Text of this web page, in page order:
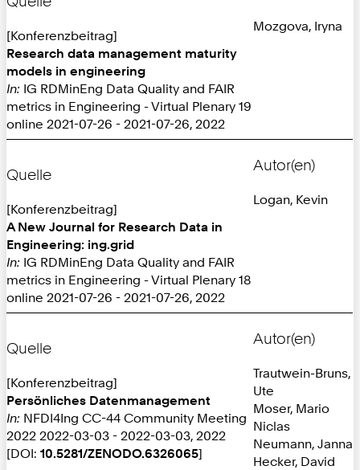
[Konferenzbeitrag]
Research data management maturity
models in engineering
In: IG RDMinEng Data Quality and FAIR
metrics in Engineering - Virtual Plenary 19
online 2021-07-26 - 2021-07-26, 2022
Mozgova, Iryna
Quelle
[Konferenzbeitrag]
A New Journal for Research Data in
Engineering: ing.grid
In: IG RDMinEng Data Quality and FAIR
metrics in Engineering - Virtual Plenary 18
online 2021-07-26 - 2021-07-26, 2022
Autor(en)
Logan, Kevin
Quelle
[Konferenzbeitrag]
Persönliches Datenmanagement
In: NFDI4Ing CC-44 Community Meeting
2022 2022-03-03 - 2022-03-03, 2022
[DOI: 10.5281/ZENODO.6326065]
Autor(en)
Trautwein-Bruns,
Ute
Moser, Mario
Niclas
Neumann, Janna
Hecker, David